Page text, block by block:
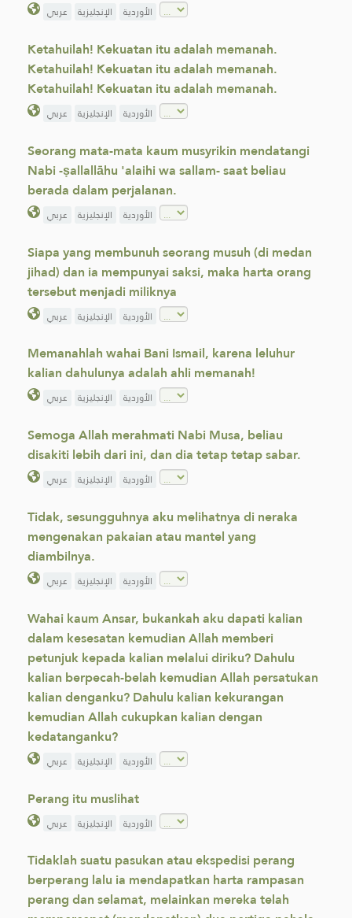
عربي الإنجليزية الأوردية
Ketahuilah! Kekuatan itu adalah memanah.
Ketahuilah! Kekuatan itu adalah memanah.
Ketahuilah! Kekuatan itu adalah memanah.
عربي الإنجليزية الأوردية
Seorang mata-mata kaum musyrikin mendatangi
Nabi -ṣallallāhu 'alaihi wa sallam- saat beliau
berada dalam perjalanan.
عربي الإنجليزية الأوردية
Siapa yang membunuh seorang musuh (di medan
jihad) dan ia mempunyai saksi, maka harta orang
tersebut menjadi miliknya
عربي الإنجليزية الأوردية
Memanahlah wahai Bani Ismail, karena leluhur
kalian dahulunya adalah ahli memanah!
عربي الإنجليزية الأوردية
Semoga Allah merahmati Nabi Musa, beliau
disakiti lebih dari ini, dan dia tetap tetap sabar.
عربي الإنجليزية الأوردية
Tidak, sesungguhnya aku melihatnya di neraka
mengenakan pakaian atau mantel yang
diambilnya.
عربي الإنجليزية الأوردية
Wahai kaum Ansar, bukankah aku dapati kalian
dalam kesesatan kemudian Allah memberi
petunjuk kepada kalian melalui diriku? Dahulu
kalian berpecah-belah kemudian Allah persatukan
kalian denganku? Dahulu kalian kekurangan
kemudian Allah cukupkan kalian dengan
kedatanganku?
عربي الإنجليزية الأوردية
Perang itu muslihat
عربي الإنجليزية الأوردية
Tidaklah suatu pasukan atau ekspedisi perang
berperang lalu ia mendapatkan harta rampasan
perang dan selamat, melainkan mereka telah